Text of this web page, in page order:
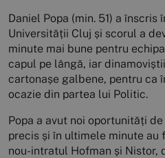
Daniel Popa (min. 51) a
Universității Cluj și scorul a
minute mai bune pentru
capul pe lângă, iar
cartonașe galbene, pentru ca
ocazie din partea lui Politic.
Popa a avut noi oportunități
precis și în ultimele minute au
nou-intratul Hofman și Nistor,